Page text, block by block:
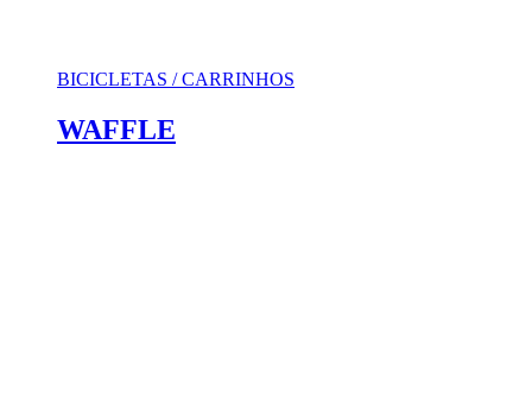
BICICLETAS / CARRINHOS
WAFFLE